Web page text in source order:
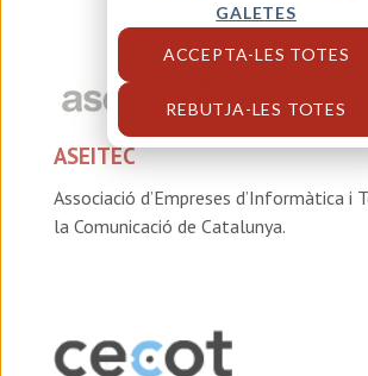
GALETES
ACCEPTA-LES TOTES
REBUTJA-LES TOTES
ASEITEC
Associació d’Empreses d’Informàtica i
la Comunicació de Catalunya.